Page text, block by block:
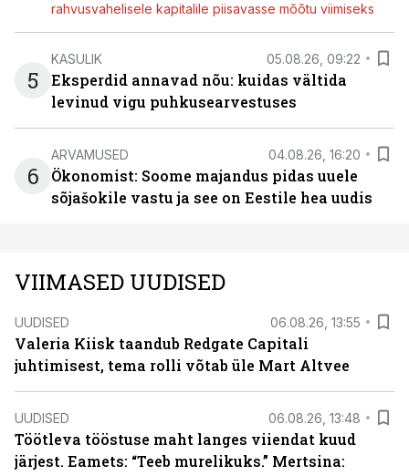
rahvusvahelisele kapitalile piisavasse mõõtu viimiseks
5
KASULIK 05.08.26, 09:22
Eksperdid annavad nõu: kuidas vältida
levinud vigu puhkusearvestuses
6
ARVAMUSED 04.08.26, 16:20
Ökonomist: Soome majandus pidas uuele
sõjašokile vastu ja see on Eestile hea uudis
VIIMASED UUDISED
UUDISED 06.08.26, 13:55
Valeria Kiisk taandub Redgate Capitali
juhtimisest, tema rolli võtab üle Mart Altvee
UUDISED 06.08.26, 13:48
Töötleva tööstuse maht langes viiendat kuud
järjest. Eamets: “Teeb murelikuks.” Mertsina: